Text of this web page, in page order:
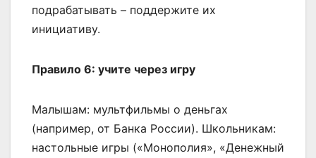
подрабатывать – поддержите их
инициативу.
Правило 6: учите через игру
Малышам: мультфильмы о деньгах
(например, от Банка России). Школьникам:
настольные игры («Монополия», «Денежный